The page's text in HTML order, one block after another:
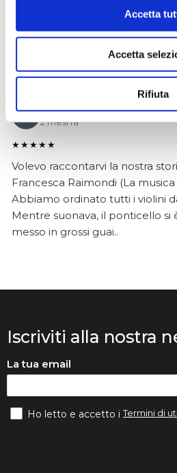
Accetta
Accetta
Rifiuta
è arrivato in condizioni
dimostrato serio e
Anna Prokhorova
2 mesi fa
★★★★★
Volevo raccontarvi la nostra
Francesca Raimondi (La musica
Abbiamo ordinato tutti i violini
Mentre suonava, il ponticello si
messo in grossi guai..
Iscriviti alla nostra
La tua email
Ho letto e accetto iTermini di